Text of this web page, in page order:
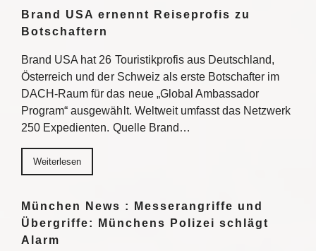
Brand USA ernennt Reiseprofis zu
Botschaftern
Brand USA hat 26 Touristikprofis aus Deutschland,
Österreich und der Schweiz als erste Botschafter im
DACH-Raum für das neue „Global Ambassador
Program“ ausgewählt. Weltweit umfasst das Netzwerk
250 Expedienten. Quelle Brand…
Weiterlesen
München News : Messerangriffe und
Übergriffe: Münchens Polizei schlägt
Alarm